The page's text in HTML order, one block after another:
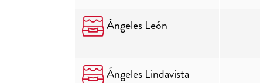
Ángeles León
Ángeles Lindavista